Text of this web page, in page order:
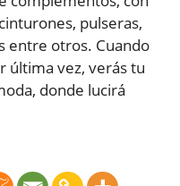
pulseras,
entre otros. Cuando
última vez, verás tu
donde lucirá